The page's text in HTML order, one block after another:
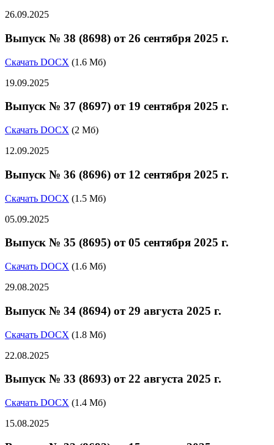
26.09.2025
Выпуск № 38 (8698) от 26 сентября 2025 г.
Скачать DOCX (1.6 Мб)
19.09.2025
Выпуск № 37 (8697) от 19 сентября 2025 г.
Скачать DOCX (2 Мб)
12.09.2025
Выпуск № 36 (8696) от 12 сентября 2025 г.
Скачать DOCX (1.5 Мб)
05.09.2025
Выпуск № 35 (8695) от 05 сентября 2025 г.
Скачать DOCX (1.6 Мб)
29.08.2025
Выпуск № 34 (8694) от 29 августа 2025 г.
Скачать DOCX (1.8 Мб)
22.08.2025
Выпуск № 33 (8693) от 22 августа 2025 г.
Скачать DOCX (1.4 Мб)
15.08.2025